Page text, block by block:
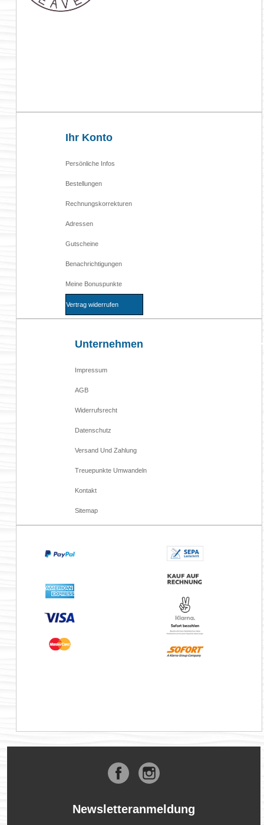
Ihr Konto
Persönliche Infos
Bestellungen
Rechnungskorrekturen
Adressen
Gutscheine
Benachrichtigungen
Meine Bonuspunkte
Vertrag widerrufen
Unternehmen
Impressum
AGB
Widerrufsrecht
Datenschutz
Versand Und Zahlung
Treuepunkte Umwandeln
Kontakt
Sitemap
Facebook
Newsletteranmeldung